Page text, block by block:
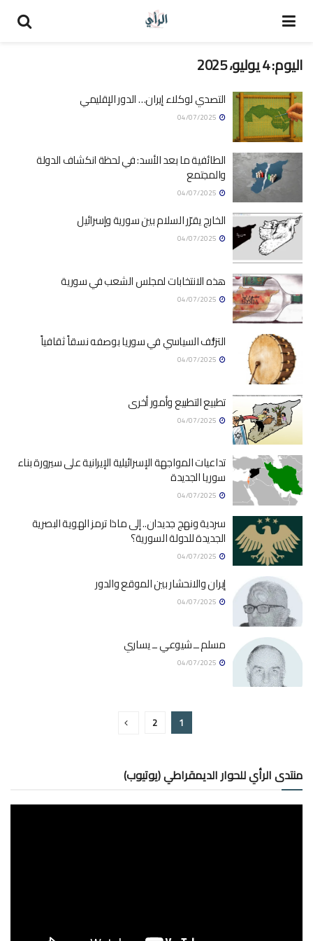
اليوم:4 يوليو، 2025
التصدي لوكلاء إيران… الدور الإقليمي
الطائفية ما بعد الأسد: في لحظة انكشاف الدولة
والمجتمع
الخارج يقرّر السلام بين سورية وإسرائيل
هذه الانتخابات لمجلس الشعب في سورية
التزلُّف السياسي في سوريا بوصفه نسقاً ثقافياً
تطبيع التطبيع وأمور أخرى
تداعيات المواجهة الإسرائيلية الإيرانية على سيرورة بناء
سوريا الجديدة
سردية ونهج جديدان.. إلى ماذا ترمز الهوية البصرية
الجديدة للدولة السورية؟
إيران والانحشار بين الموقع والدور
مسلم ــ شيوعي ــ يساري
1
2
منتدى الرأي للحوار الديمقراطي (يوتيوب)